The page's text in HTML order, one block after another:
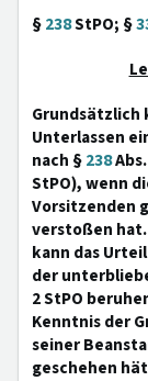
§238StPO; §
Grundsätzlich
Unterlassen
nach §238
StPO), wenn
Vorsitzenden
verstoßen
kann das
der
2 StPO
Kenntnis der
seiner
geschehen